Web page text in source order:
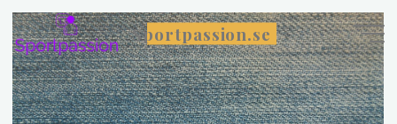
Skip
content
Sportpassion.se